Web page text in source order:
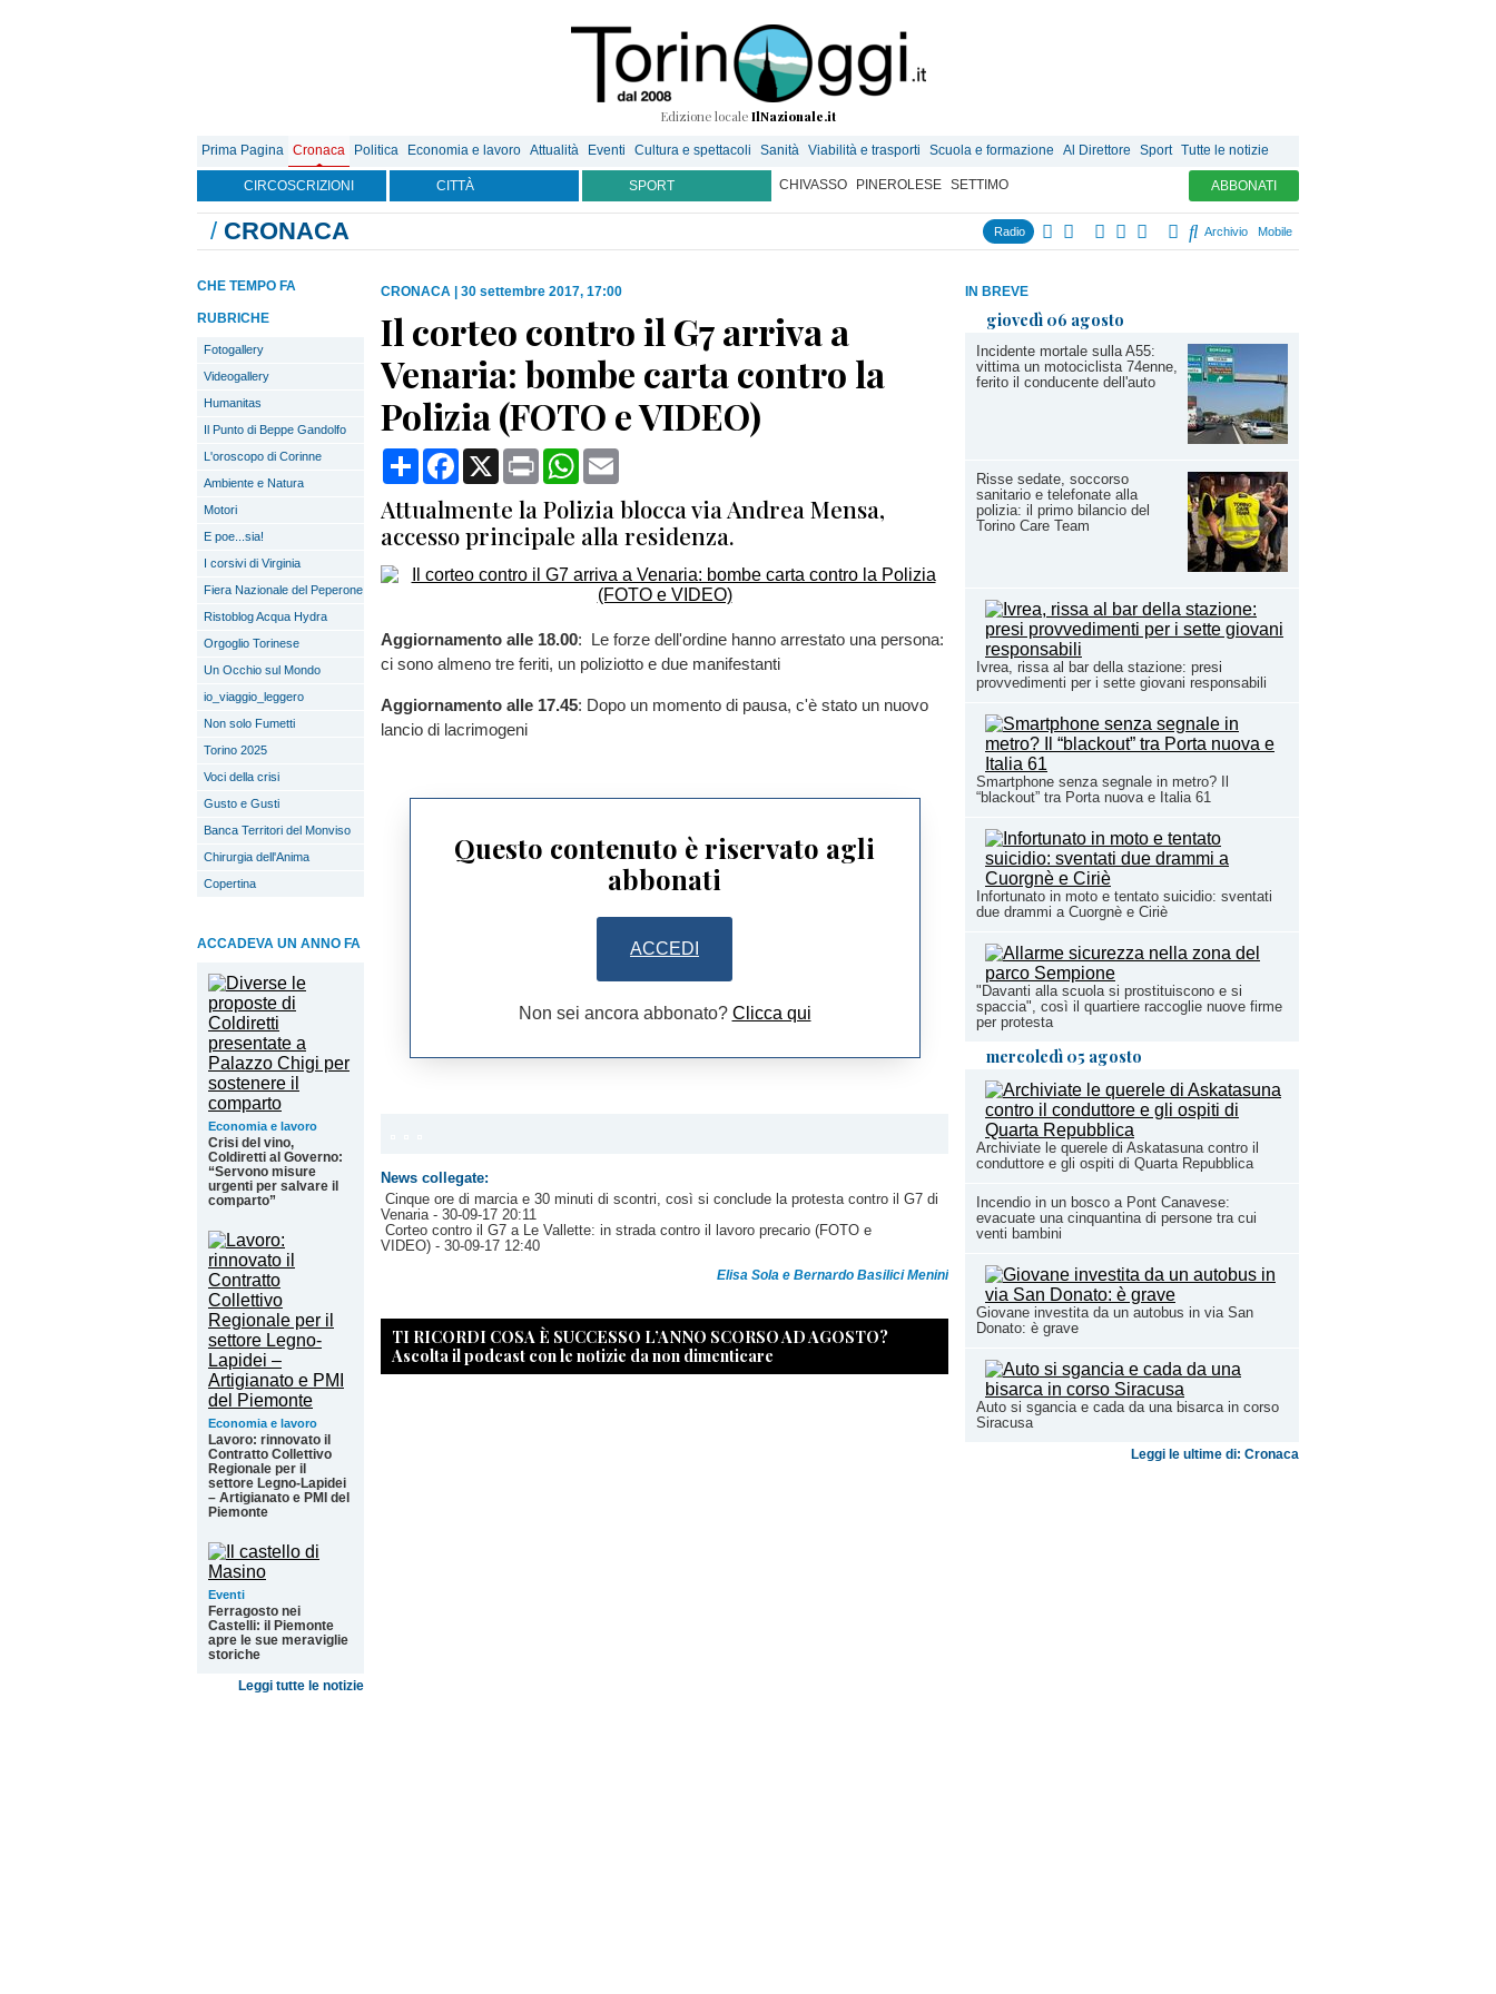
Edizione locale IlNazionale.it
Prima Pagina Cronaca Politica Economia e lavoro Attualità Eventi Cultura e spettacoli Sanità Viabilità e trasporti Scuola e formazione Al Direttore Sport Tutte le notizie
CIRCOSCRIZIONI CITTÀ SPORT CHIVASSO PINEROLESE SETTIMO ABBONATI
/ CRONACA Radio Archivio Mobile
IN BREVE
giovedì 06 agosto
Incidente mortale sulla A55:
vittima un motociclista 74enne,
ferito il conducente dell'auto
Risse sedate, soccorso
sanitario e telefonate alla
polizia: il primo bilancio del
Torino Care Team
Ivrea, rissa al bar della stazione: presi
provvedimenti per i sette giovani responsabili
Smartphone senza segnale in metro? Il
“blackout” tra Porta nuova e Italia 61
Infortunato in moto e tentato suicidio: sventati
due drammi a Cuorgnè e Ciriè
"Davanti alla scuola si prostituiscono e si
spaccia", così il quartiere raccoglie nuove firme
per protesta
mercoledì 05 agosto
Archiviate le querele di Askatasuna contro il
conduttore e gli ospiti di Quarta Repubblica
Incendio in un bosco a Pont Canavese:
evacuate una cinquantina di persone tra cui
venti bambini
Giovane investita da un autobus in via San
Donato: è grave
Auto si sgancia e cada da una bisarca in corso
Siracusa
Leggi le ultime di: Cronaca
CHE TEMPO FA
RUBRICHE
Fotogallery
Videogallery
Humanitas
Il Punto di Beppe Gandolfo
L'oroscopo di Corinne
Ambiente e Natura
Motori
E poe...sia!
I corsivi di Virginia
Fiera Nazionale del Peperone
Ristoblog Acqua Hydra
Orgoglio Torinese
Un Occhio sul Mondo
io_viaggio_leggero
Non solo Fumetti
Torino 2025
Voci della crisi
Gusto e Gusti
Banca Territori del Monviso
Chirurgia dell'Anima
Copertina
ACCADEVA UN ANNO FA
Economia e lavoro
Crisi del vino,
Coldiretti al Governo:
“Servono misure
urgenti per salvare il
comparto”
Economia e lavoro
Lavoro: rinnovato il
Contratto Collettivo
Regionale per il
settore Legno-Lapidei
– Artigianato e PMI del
Piemonte
Eventi
Ferragosto nei
Castelli: il Piemonte
apre le sue meraviglie
storiche
Leggi tutte le notizie
CRONACA 30 settembre 2017, 17:00
Il corteo contro il G7 arriva a
Venaria: bombe carta contro la
Polizia (FOTO e VIDEO)
CondividiFacebook
X Print WhatsApp
Attualmente la Polizia blocca via Andrea Mensa,
accesso principale alla residenza.
Aggiornamento alle 18.00: Le forze dell'ordine hanno arrestato una persona:
ci sono almeno tre feriti, un poliziotto e due manifestanti
Aggiornamento alle 17.45: Dopo un momento di pausa, c'è stato un nuovo
lancio di lacrimogeni
Questo contenuto è riservato agli
abbonati
ACCEDI
Non sei ancora abbonato? Clicca qui
News collegate:
Cinque ore di marcia e 30 minuti di scontri, così si conclude la protesta contro il G7 di
Venaria- 30-09-17 20:11
Corteo contro il G7 a Le Vallette: in strada contro il lavoro precario (FOTO e
VIDEO) - 30-09-17 12:40
Elisa Sola e Bernardo Basilici Menini
TI RICORDI COSA È SUCCESSO L’ANNO SCORSO AD AGOSTO?
Ascolta il podcast con le notizie da non dimenticare